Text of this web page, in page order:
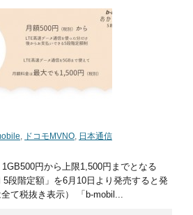
, ドコモMVNO, 日本通信
円から上限1,500円までとなる
5段階定額」を6月10日より発売すると発
て税抜き表示） 「b-mobil...